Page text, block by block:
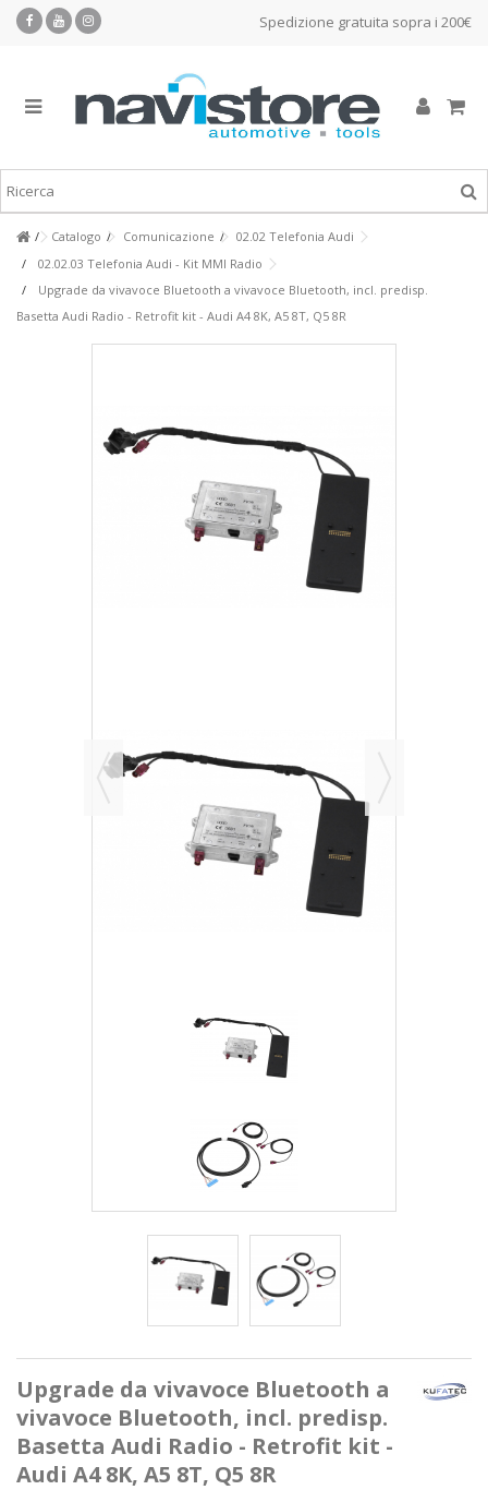
Spedizione gratuita sopra i 200€
Catalogo Comunicazione
02.02 Telefonia Audi
02.02.03 Telefonia Audi - Kit MMI Radio
Upgrade da vivavoce Bluetooth a vivavoce Bluetooth, incl. predisp.
Basetta Audi Radio - Retrofit kit - Audi A4 8K, A5 8T, Q5 8R
Upgrade da vivavoce Bluetooth a
vivavoce Bluetooth, incl. predisp.
Basetta Audi Radio - Retrofit kit -
Audi A4 8K, A5 8T, Q5 8R